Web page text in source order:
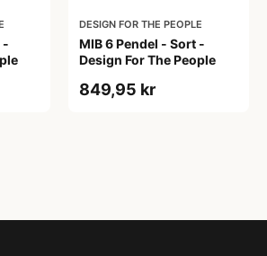
-
DESIGN FOR THE PEOPLE
MIB 6 Pendel - Sort -
Design For The People
849,95 kr